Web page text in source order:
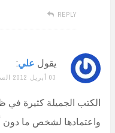
REPLY
يقول علي:
03 أبريل 2012 الساعة 3:42 ص
الكتب الجميلة كثيرة
واعتمادها لشخص ما دون